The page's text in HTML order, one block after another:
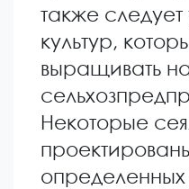
также следует
культур,
выращивать
Некоторые
определенных